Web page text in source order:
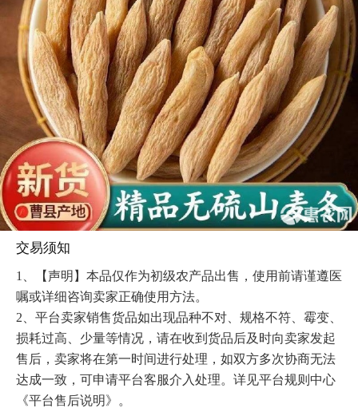
交易须知
1、【声明】本品仅作为初级农产品出售，使用前请谨遵医
嘱或详细咨询卖家正确使用方法。
2、平台卖家销售货品如出现品种不对、规格不符、霉变、
损耗过高、少量等情况，请在收到货品后及时向卖家发起
售后，卖家将在第一时间进行处理，如双方多次协商无法
达成一致，可申请平台客服介入处理。详见平台规则中心
《平台售后说明》。